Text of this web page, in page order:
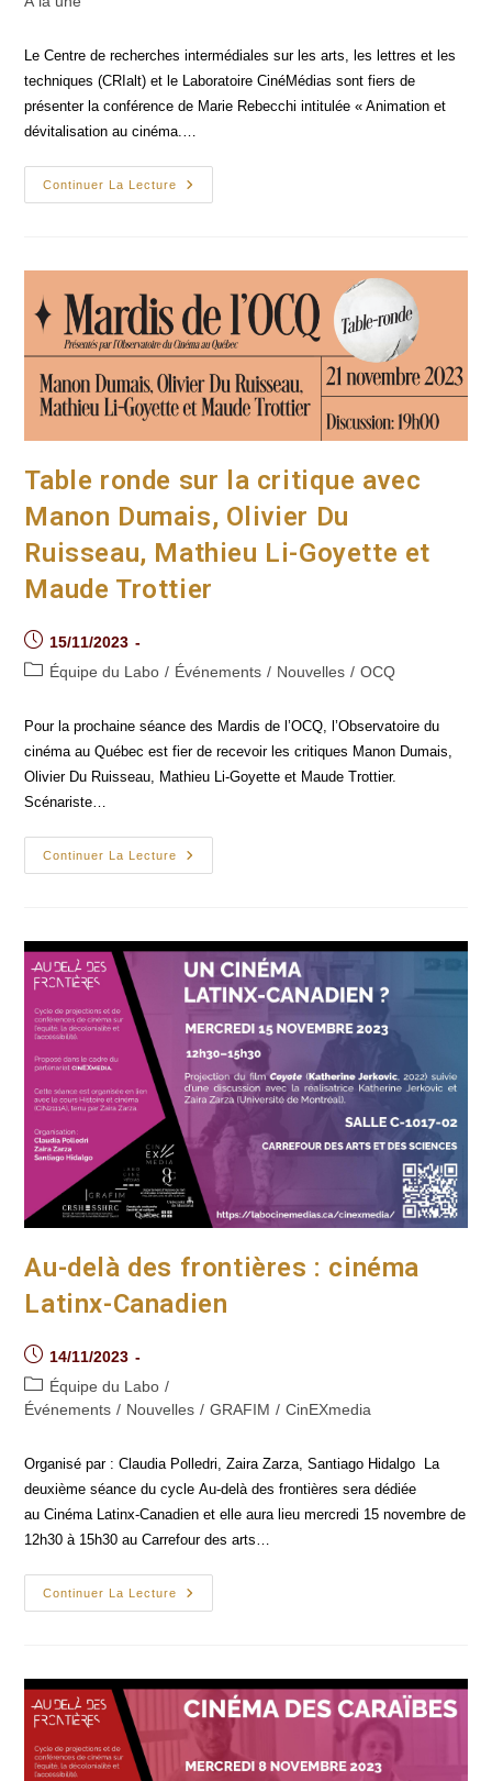
Le Centre de recherches intermédiales sur les arts, les lettres et les
techniques (CRIalt) et le Laboratoire CinéMédias sont fiers de
présenter la conférence de Marie Rebecchi intitulée « Animation et
dévitalisation au cinéma.…
Continuer La Lecture
Conférence
De
2023
Table ronde sur la critique avec
Manon Dumais, Olivier Du
Ruisseau, Mathieu Li-Goyette et
Maude Trottier
Post
published:
15/11/2023
PostÉquipe du Labo / Événements / Nouvelles / OCQ
Pour la prochaine séance des Mardis de l’OCQ, l’Observatoire du
cinéma au Québec est fier de recevoir les critiques Manon Dumais,
Olivier Du Ruisseau, Mathieu Li-Goyette et Maude Trottier.
Scénariste…
Continuer La Lecture
Table
Ronde
Manon
Dumais,
Olivier
Du
Mathieu
Goyette
Et
Maude
Trottier
Au-delà des frontières : cinéma
Latinx-Canadien
Post
published:
14/11/2023
Post
category:
Équipe du Labo /
Événements / Nouvelles / GRAFIM / CinEXmedia
Organisé par : Claudia Polledri, Zaira Zarza, Santiago Hidalgo La
deuxième séance du cycle Au-delà des frontières sera dédiée
au Cinéma Latinx-Canadien et elle aura lieu mercredi 15 novembre de
12h30 à 15h30 au Carrefour des arts…
Continuer La Lecture
Au-
Delà
Canadien